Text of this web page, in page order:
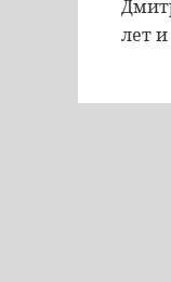
лет